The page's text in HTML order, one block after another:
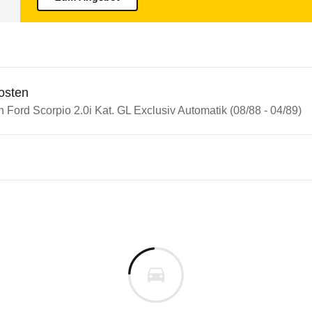
Ford Scorpio 2.0i Kat. GL Exclusiv Automatik (08/88 - 04/89)